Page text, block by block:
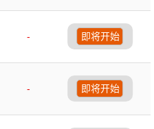
-
即将开始
-
即将开始